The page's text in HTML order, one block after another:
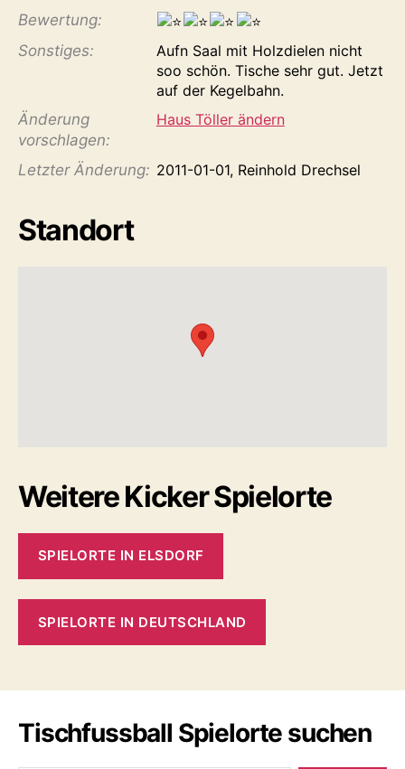
Bewertung:
Sonstiges:
Aufn Saal mit Holzdielen nicht
soo schön. Tische sehr gut. Jetzt
auf der Kegelbahn.
Änderung
vorschlagen:
Haus Töller ändern
Letzter Änderung: 2011-01-01, Reinhold Drechsel
Standort
Weitere Kicker Spielorte
SPIELORTE IN ELSDORF
SPIELORTE IN DEUTSCHLAND
Tischfussball Spielorte suchen